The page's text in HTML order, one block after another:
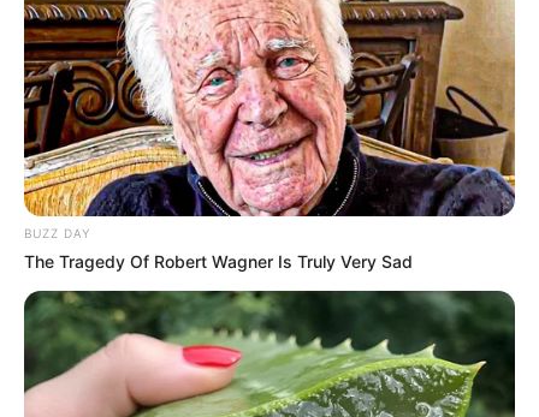
Tami Aulia
BUZZ DAY
The Tragedy Of Robert Wagner Is Truly Very Sad